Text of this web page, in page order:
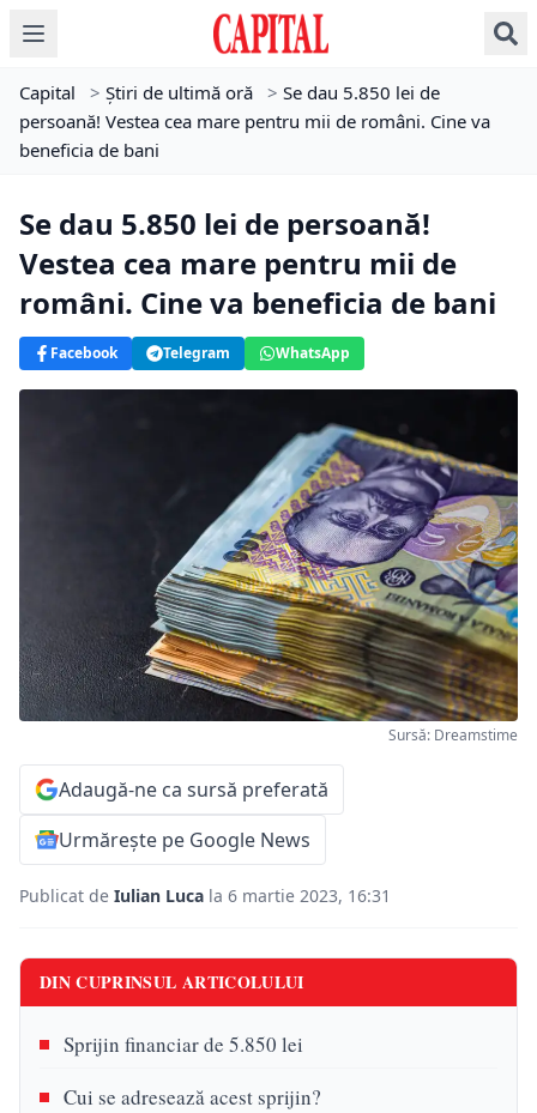
Capital > Știri de ultimă oră > Se dau 5.850 lei de
persoană! Vestea cea mare pentru mii de români. Cine va
beneficia de bani
Se dau 5.850 lei de persoană!
Vestea cea mare pentru mii de
români. Cine va beneficia de bani
Facebook Telegram WhatsApp
Sursă: Dreamstime
Adaugă-ne ca sursă preferată
Urmărește pe Google News
Publicat de Iulian Luca la 6 martie 2023, 16:31
DIN CUPRINSUL ARTICOLULUI
Sprijin financiar de 5.850 lei
Cui se adresează acest sprijin?